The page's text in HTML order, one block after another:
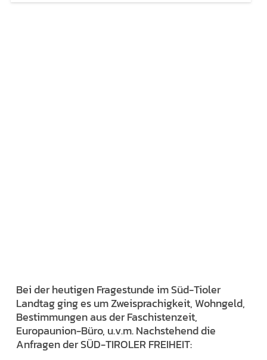
Bei der heutigen Fragestunde im Süd-Tioler
Landtag ging es um Zweisprachigkeit, Wohngeld,
Bestimmungen aus der Faschistenzeit,
Europaunion-Büro, u.v.m. Nachstehend die
Anfragen der SÜD-TIROLER FREIHEIT: